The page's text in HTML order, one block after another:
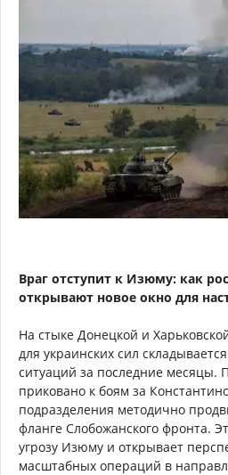
Враг отступит к Изюму: как
открывают новое окно для
На стыке Донецкой и
для украинских сил
ситуаций за последние месяцы.
приковано к боям за
подразделения методично
фланге Слобожанского фронта.
угрозу Изюму и открывает
масштабных операций в